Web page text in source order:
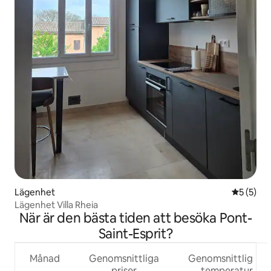
Lägenhet 5 av 5 i
5 (5)
Lägenhet Villa Rheia
När är den bästa tiden att besöka Pont-
Saint-Esprit?
Månad
Genomsnittliga
Genomsnittlig